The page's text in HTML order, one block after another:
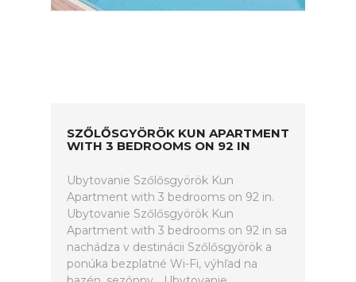
SZŐLŐSGYÖRÖK KUN APARTMENT
WITH 3 BEDROOMS ON 92 IN
Ubytovanie Szőlősgyörök Kun
Apartment with 3 bedrooms on 92 in.
Ubytovanie Szőlősgyörök Kun
Apartment with 3 bedrooms on 92 in sa
nachádza v destinácii Szőlősgyörök a
ponúka bezplatné Wi-Fi, výhľad na